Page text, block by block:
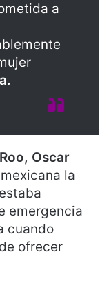
a
Oscar
la
emergencia
cuando
ofrecer